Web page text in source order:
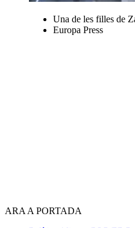
Una de les filles de
Europa Press
ARA A PORTADA